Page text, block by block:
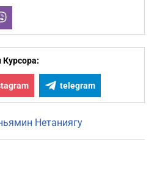
Курсора:
telegram
Нетаниягу